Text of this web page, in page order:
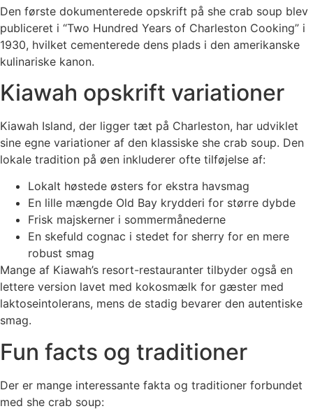
Den første dokumenterede opskrift på she crab soup blev
publiceret i “Two Hundred Years of Charleston Cooking” i
1930, hvilket cementerede dens plads i den amerikanske
kulinariske kanon.
Kiawah opskrift variationer
Kiawah Island, der ligger tæt på Charleston, har udviklet
sine egne variationer af den klassiske she crab soup. Den
lokale tradition på øen inkluderer ofte tilføjelse af:
Lokalt høstede østers for ekstra havsmag
En lille mængde Old Bay krydderi for større dybde
Frisk majskerner i sommermånederne
En skefuld cognac i stedet for sherry for en mere
robust smag
Mange af Kiawah’s resort-restauranter tilbyder også en
lettere version lavet med kokosmælk for gæster med
laktoseintolerans, mens de stadig bevarer den autentiske
smag.
Fun facts og traditioner
Der er mange interessante fakta og traditioner forbundet
med she crab soup: